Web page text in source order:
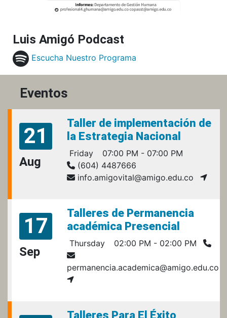
Luis Amigó Podcast
Escucha Nuestro Programa
Eventos
21
Aug
Taller de implementación de
la Estrategia Nacional
Friday
07:00 PM - 07:00 PM
(604) 4487666
info.amigovital@amigo.edu.co
17
Sep
Talleres de Permanencia
académica Presencial
Thursday 02:00 PM - 02:00 PM
permanencia.academica@amigo.edu.co
Talleres Para El Éxito